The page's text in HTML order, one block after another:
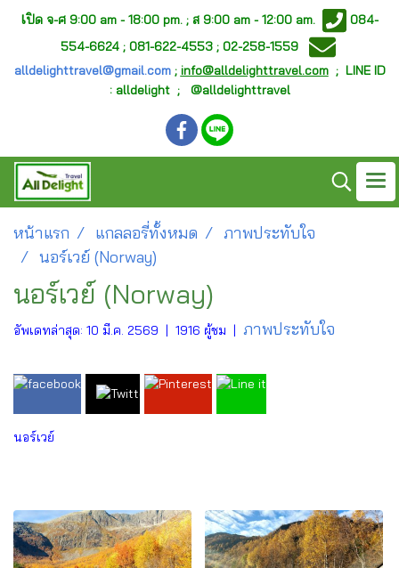
เปิด จ-ศ 9:00 am - 18:00 pm. ; ส 9:00 am - 12:00 am.
084-
554-6624 ; 081-622-4553 ; 02-258-1559
alldelighttravel@gmail.com; info@alldelighttravel.com; LINE ID
: alldelight ; @alldelighttravel
หน้าแรก แกลลอรี่ทั้งหมด
ภาพประทับใจ
นอร์เวย์ (Norway)
นอร์เวย์ (Norway)
อัพเดทล่าสุด: 10 มี.ค. 2569 | 1916 ผู้ชม | ภาพประทับใจ
นอร์เวย์